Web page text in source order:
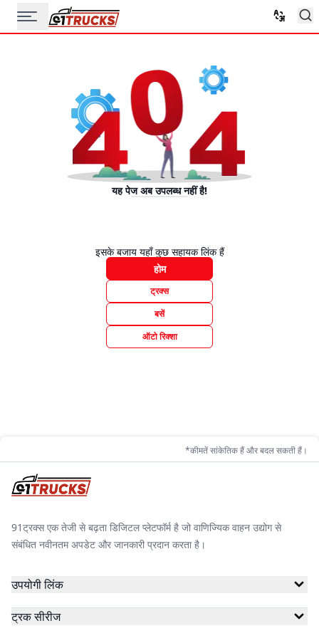
यह पेज अब उपलब्ध नहीं है!
इसके बजाय यहाँ कुछ सहायक लिंक हैं
होम
ट्रक्स
बसें
ऑटो रिक्शा
*कीमतें सांकेतिक हैं और बदल सकती हैं।
91ट्रक्स एक तेजी से बढ़ता डिजिटल प्लेटफॉर्म है जो वाणिज्यिक वाहन उद्योग से
संबंधित नवीनतम अपडेट और जानकारी प्रदान करता है।
उपयोगी लिंक
ट्रक सीरीज